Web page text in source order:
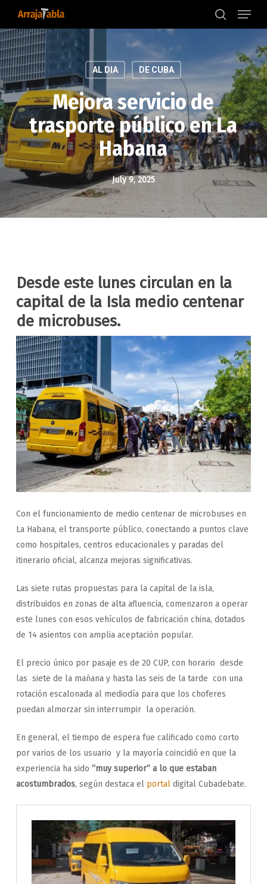
main
content
search
Menu
AL DIA DE CUBA
Mejora servicio de
trasporte público en La
Habana
July 9, 2025
Desde este lunes circulan en la
capital de la Isla medio centenar
de microbuses.
Con el funcionamiento de medio centenar de microbuses en
La Habana, el transporte público, conectando a puntos clave
como hospitales, centros educacionales y paradas del
itinerario oficial, alcanza mejoras significativas.
Las siete rutas propuestas para la capital de la isla,
distribuidos en zonas de alta afluencia, comenzaron a operar
este lunes con esos vehículos de fabricación china, dotados
de 14 asientos con amplia aceptación popular.
El precio único por pasaje es de 20 CUP, con horario desde
las siete de la mañana y hasta las seis de la tarde con una
rotación escalonada al mediodía para que los choferes
puedan almorzar sin interrumpir la operación.
En general, el tiempo de espera fue calificado como corto
por varios de los usuario y la mayoría coincidió en que la
experiencia ha sido “muy superior” a lo que estaban
acostumbrados, según destaca el portaldigital Cubadebate.